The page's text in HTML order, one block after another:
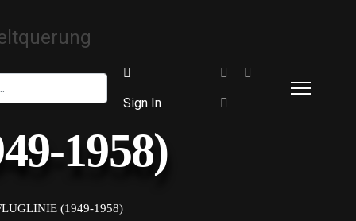
Sign In
1958)
(1949-1958)